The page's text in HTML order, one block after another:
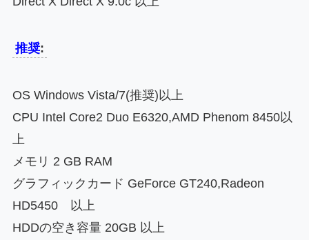
推奨:
OS Windows Vista/7(推奨)以上
CPU Intel Core2 Duo E6320,AMD Phenom 8450以
上
メモリ 2 GB RAM
グラフィックカード GeForce GT240,Radeon
HD5450 以上
HDDの空き容量 20GB 以上